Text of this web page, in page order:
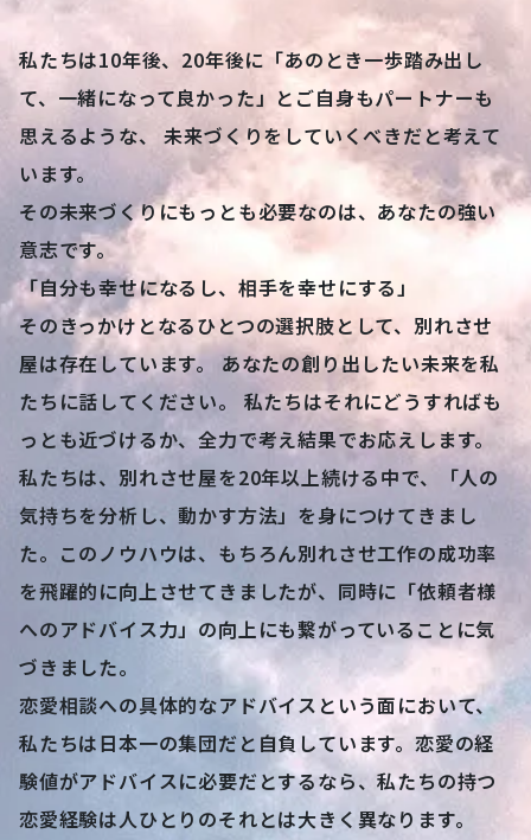
ご依頼を検討していただいているあなたへ
FROM AQA
私たちは10年後、20年後に「あのとき一歩踏み出し
て、一緒になって良かった」とご自身もパートナーも
思えるような、 未来づくりをしていくべきだと考えて
います。
その未来づくりにもっとも必要なのは、あなたの強い
意志です。
「自分も幸せになるし、相手を幸せにする」
そのきっかけとなるひとつの選択肢として、別れさせ
屋は存在しています。 あなたの創り出したい未来を私
たちに話してください。 私たちはそれにどうすればも
っとも近づけるか、全力で考え結果でお応えします。
私たちは、別れさせ屋を20年以上続ける中で、「人の
気持ちを分析し、動かす方法」を身につけてきまし
た。このノウハウは、もちろん別れさせ工作の成功率
を飛躍的に向上させてきましたが、同時に「依頼者様
へのアドバイス力」の向上にも繋がっていることに気